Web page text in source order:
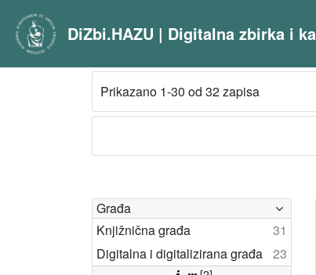
DiZbi.HAZU | Digitalna zbirka i
Prikazano 1-30 od 32 zapisa
Građa
Knjižnična građa
31
Digitalna i digitalizirana građa 23